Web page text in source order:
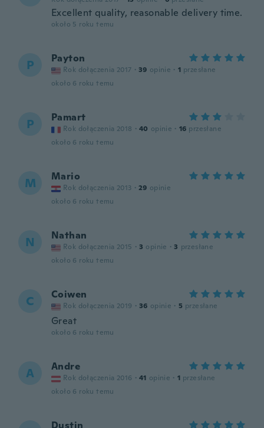
Excellent quality, reasonable delivery time.
około 5 roku temu
P Payton
Rok dołączenia 2017 · 39 opinie · 1 przesłane
około 6 roku temu
P Pamart
Rok dołączenia 2018 · 40 opinie · 16 przesłane
około 6 roku temu
M Mario
Rok dołączenia 2013 · 29 opinie
około 6 roku temu
N Nathan
Rok dołączenia 2015 · 3 opinie · 3 przesłane
około 6 roku temu
C Coiwen
Rok dołączenia 2019 · 36 opinie · 5 przesłane
Great
około 6 roku temu
A Andre
Rok dołączenia 2016 · 41 opinie · 1 przesłane
około 6 roku temu
Dustin